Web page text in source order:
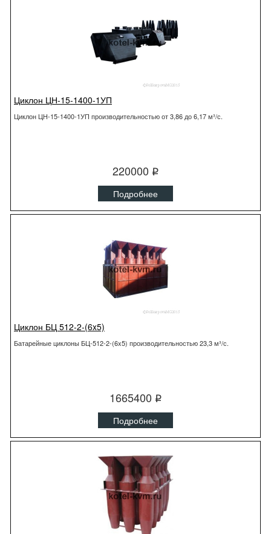
Циклон ЦН-15-1400-1УП
Циклон ЦН-15-1400-1УП производительностью от 3,86 до 6,17 м³/с.
220000 q
Подробнее
Циклон БЦ 512-2-(6x5)
Батарейные циклоны БЦ-512-2-(6x5) производительностью 23,3 м³/с.
1665400 q
Подробнее